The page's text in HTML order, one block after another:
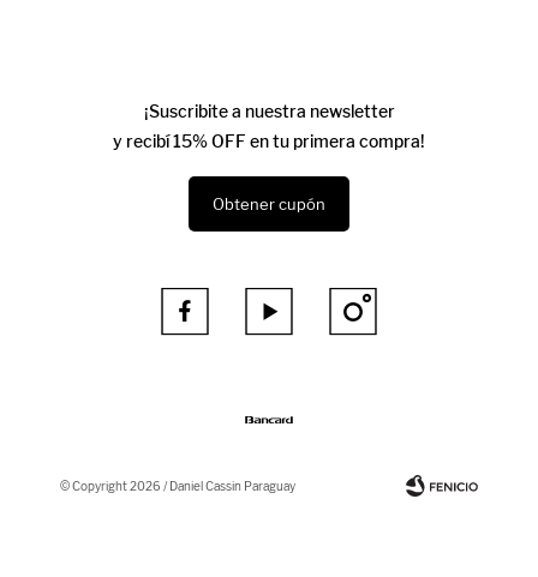
¡Suscribite a nuestra newsletter
y recibí 15% OFF en tu primera compra!
Obtener cupón
  
© Copyright 2026 / Daniel Cassin Paraguay